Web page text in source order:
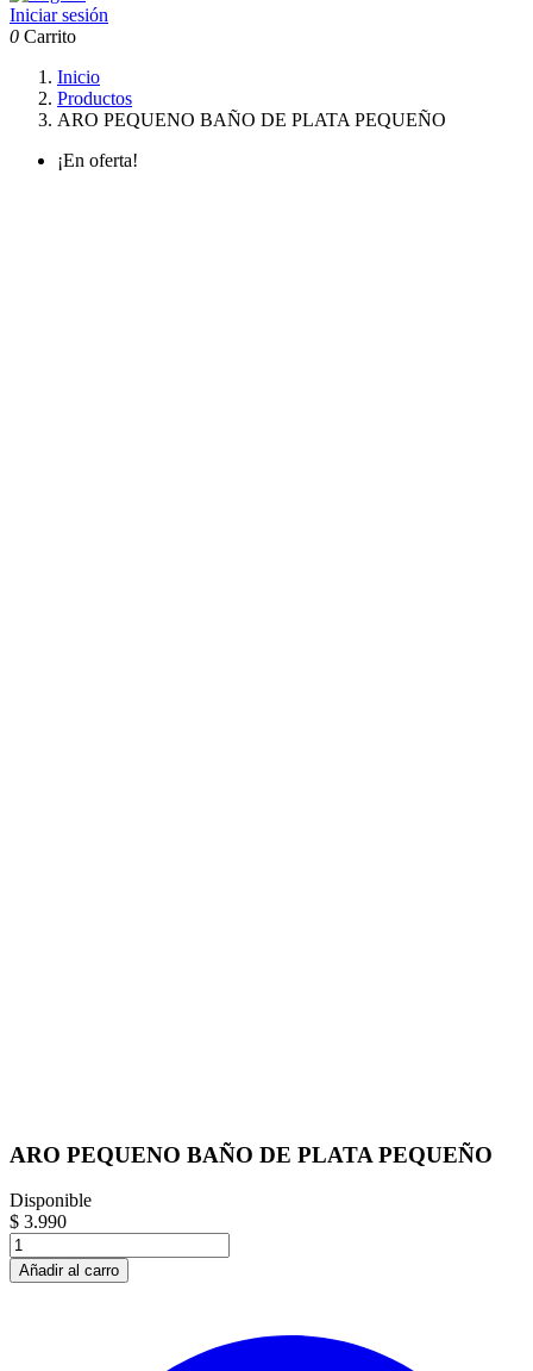
Iniciar sesión
0 Carrito
Inicio
Productos
ARO PEQUENO BAÑO DE PLATA PEQUEÑO
¡En oferta!
ARO PEQUENO BAÑO DE PLATA PEQUEÑO
Disponible
$ 3.990
Añadir al carro